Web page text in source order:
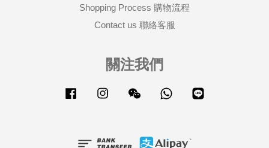
Shopping Process 購物流程
Contact us 聯絡客服
關注我們
Facebook Instagram Wechat Whatsapp